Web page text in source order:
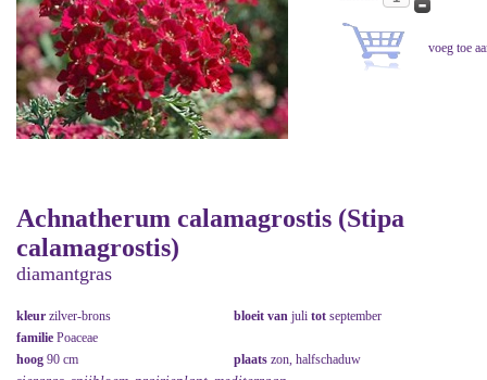
Achnatherum calamagrostis (Stipa
calamagrostis)
diamantgras
kleur zilver-brons bloeit van juli tot september
familie Poaceae
hoog 90 cm plaats zon, halfschaduw